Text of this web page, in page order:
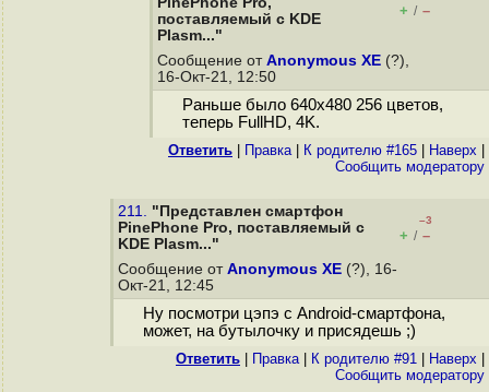
поставляемый с KDE
Plasm..."
+ / –
Сообщение от Anonymous XE (?),
16-Окт-21, 12:50
Раньше было 640x480 256 цветов,
теперь FullHD, 4K.
Ответить Правка| К родителю #165 Наверх
Cообщить модератору
211. "Представлен смартфон
PinePhone Pro, поставляемый с
KDE Plasm..."
–3
+ / –
Сообщение от Anonymous XE (?), 16-
Окт-21, 12:45
Ну посмотри цэпэ с Android-смартфона,
может, на бутылочку и присядешь ;)
Ответить Правка| К родителю #91 Наверх
Cообщить модератору